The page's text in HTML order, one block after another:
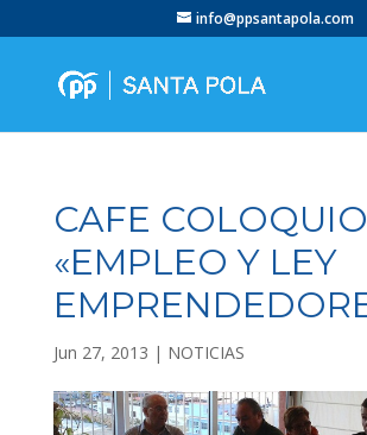
info@ppsantapola.com
CAFE COLOQUIO
«EMPLEO Y LEY
Jun 27, 2013 | NOTICIAS